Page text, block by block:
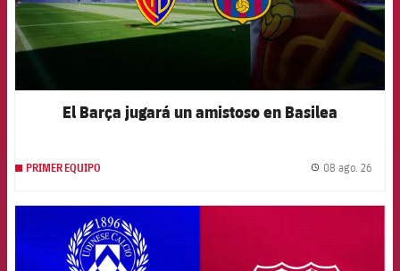
El Barça jugará un amistoso en Basilea
PRIMER EQUIPO 08 ago. 26